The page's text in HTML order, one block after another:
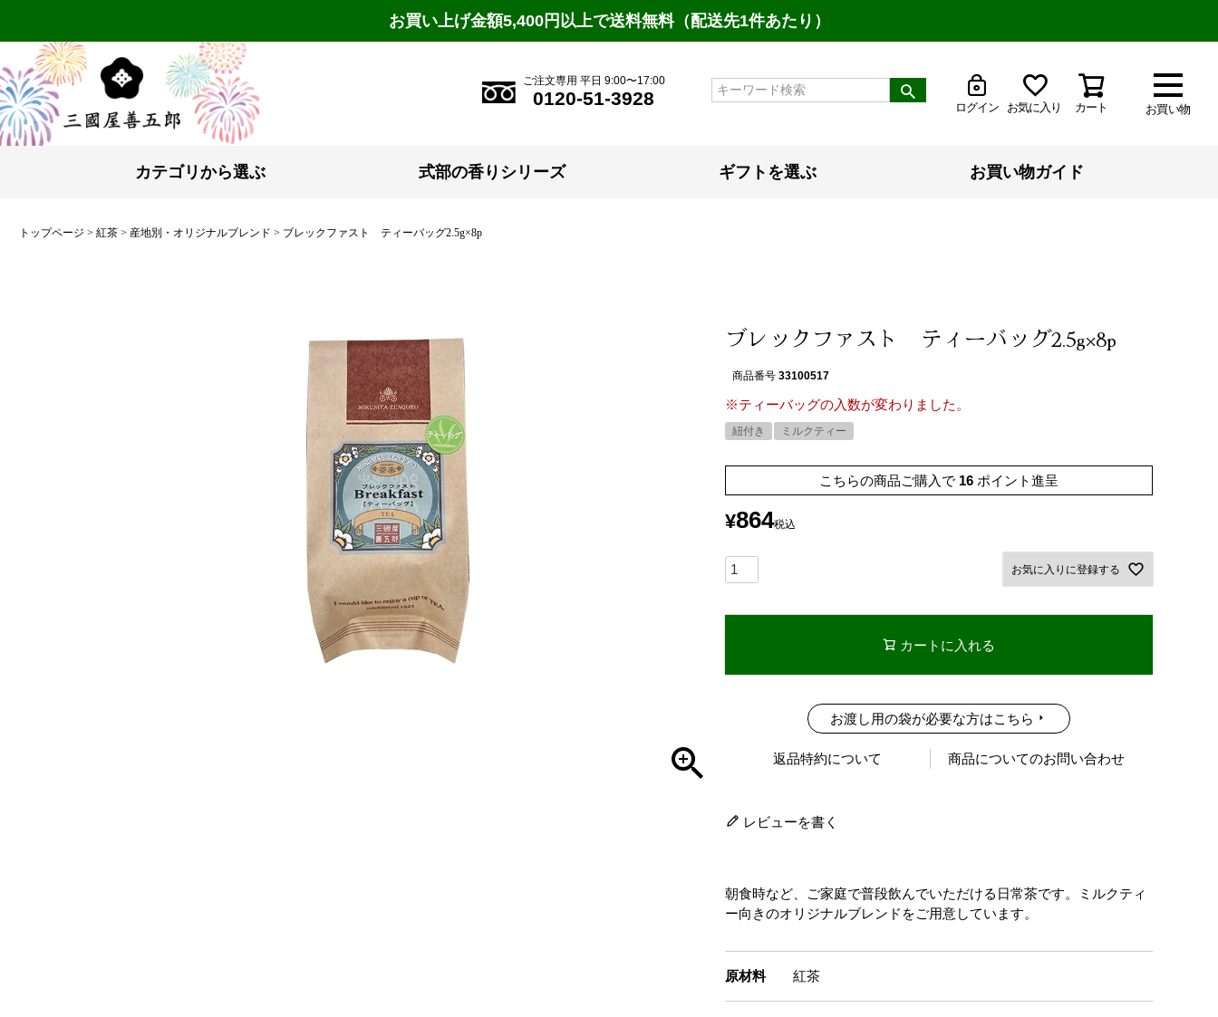
お買い上げ金額5,400円以上で送料無料（配送先1件あたり）
お買い物
ご注文専用 平日 9:00〜17:00
0120-51-3928 ログイン お気に入り カート
カテゴリから選ぶ 式部の香りシリーズ ギフトを選ぶ お買い物ガイド
トップページ 紅茶 産地別・オリジナルブレンド ブレックファスト ティーバッグ2.5g×8p
ブレックファスト ティーバッグ2.5g×8p
商品番号 33100517
※ティーバッグの入数が変わりました。
紐付き ミルクティー
こちらの商品ご購入で 16 ポイント進呈
¥864税込
お気に入りに登録する
カートに入れる
お渡し用の袋が必要な方はこちら
返品特約について 商品についてのお問い合わせ
レビューを書く
朝食時など、ご家庭で普段飲んでいただける日常茶です。ミルクティ
ー向きのオリジナルブレンドをご用意しています。
原材料 紅茶